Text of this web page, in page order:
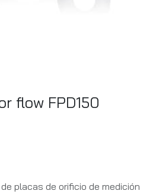
flow FPD150
placas de orificio de medición